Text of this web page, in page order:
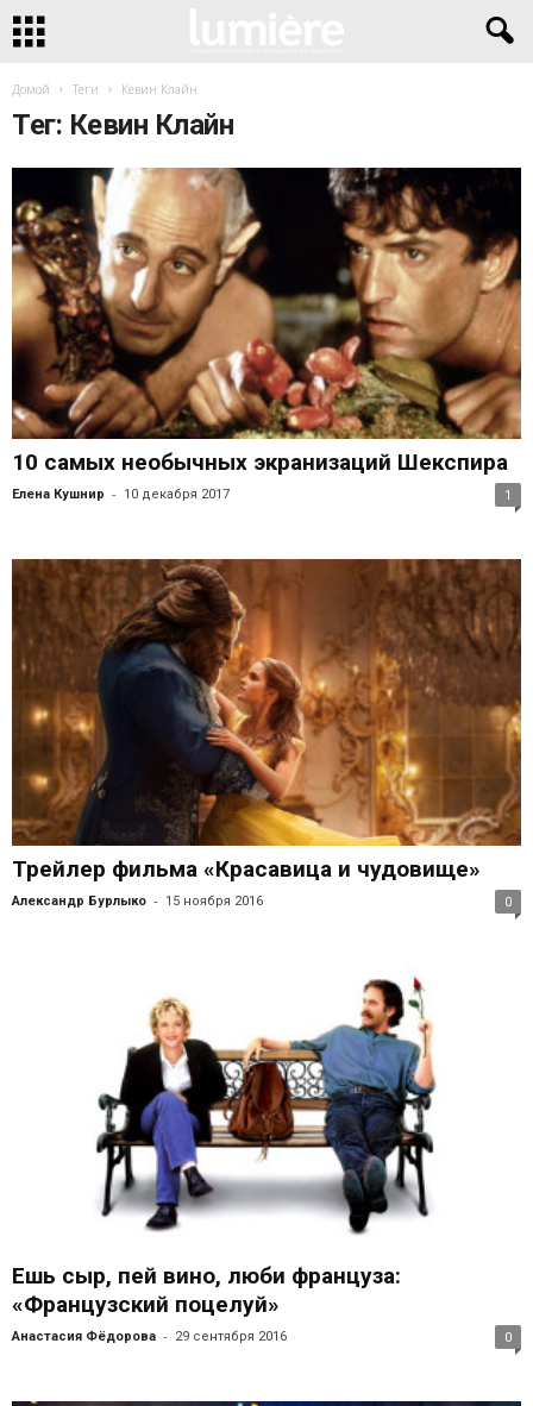
Домой Теги Кевин Клайн
Тег: Кевин Клайн
10 самых необычных экранизаций Шекспира
Елена Кушнир - 10 декабря 2017 1
Трейлер фильма «Красавица и чудовище»
Александр Бурлыко - 15 ноября 2016 0
Ешь сыр, пей вино, люби француза:
«Французский поцелуй»
Анастасия Фёдорова - 29 сентября 2016 0